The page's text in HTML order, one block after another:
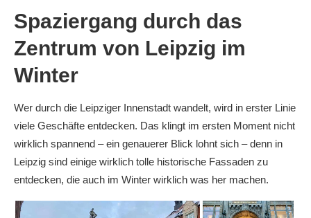
Spaziergang durch das
Zentrum von Leipzig im
Winter
Wer durch die Leipziger Innenstadt wandelt, wird in erster Linie
viele Geschäfte entdecken. Das klingt im ersten Moment nicht
wirklich spannend – ein genauerer Blick lohnt sich – denn in
Leipzig sind einige wirklich tolle historische Fassaden zu
entdecken, die auch im Winter wirklich was her machen.